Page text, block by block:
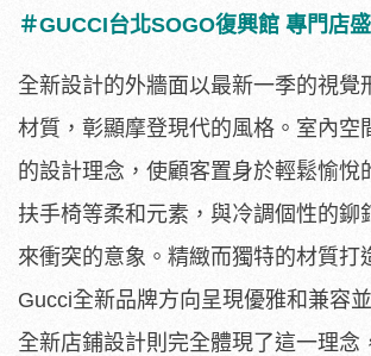
＃GUCCI台北SOGO復興館 專門店
全新設計的外牆面以最新一季的視覺
材質， 彰顯摩登現代的風格。室內空
的設計理念， 使顧客置身於輕鬆愉悅
扶手椅等柔和元素， 與冷調個性的鉚
來衝突的意象。 精緻而獨特的材質打
Gucci全新品牌方向呈現優雅和兼容
全新店鋪設計則完全體現了這一理念